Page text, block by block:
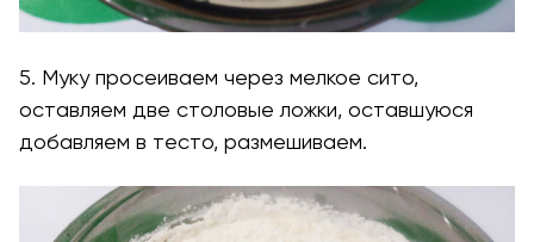
5. Муку просеиваем через мелкое сито,
оставляем две столовые ложки, оставшуюся
добавляем в тесто, размешиваем.